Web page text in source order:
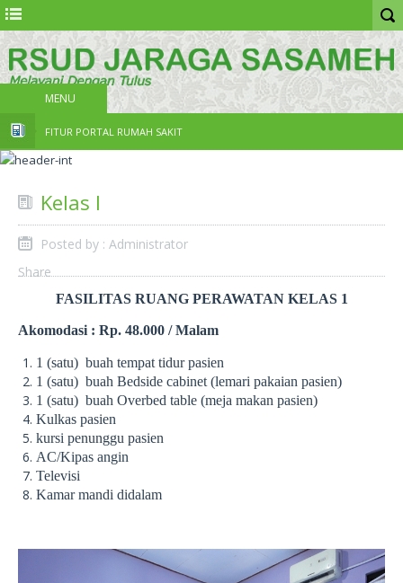
MENU
FITUR PORTAL RUMAH SAKIT
Kelas I
Posted by : Administrator
Share
FASILITAS RUANG PERAWATAN KELAS 1
Akomodasi : Rp. 48.000 / Malam
1 (satu) buah tempat tidur pasien
1 (satu) buah Bedside cabinet (lemari pakaian pasien)
1 (satu) buah Overbed table (meja makan pasien)
Kulkas pasien
kursi penunggu pasien
AC/Kipas angin
Televisi
Kamar mandi didalam